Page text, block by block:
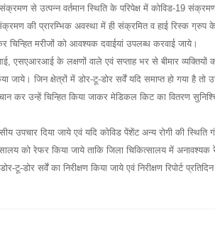
से उत्पन्न वर्तमान स्थिति के परिपेक्ष में कोविड-19
की प्रारम्भिक अवस्था में ही संक्रमित व हाई रिस्क ग्रुप के
मरीजों को आवश्यक दवाईयां उपलब्ध करवाई जाये।
एसएआरआई के लक्षणों वाले एवं सप्ताह भर से बीमार व्यक्तियों
जिन क्षेत्रों में डोर-टू-डोर सर्वें यदि समाप्त हो गया है तो
कर उन्हें चिन्हित किया जाकर मेडिकल किट का वितरण
उपचार दिया जाये एवं यदि कोविड पेंशेंट अन्य रोगी की स्थिति
को रेफर किया जाये ताकि जिला चिकित्सालय में
डोर सर्वें का निरीक्षण किया जाये एवं निरीक्षण रिपोर्ट